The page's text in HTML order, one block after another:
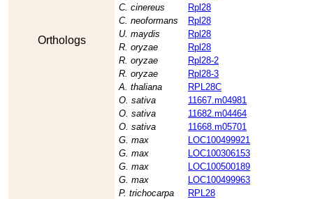
Orthologs
C. cinereus
Rpl28
C. neoformans
Rpl28
U. maydis
Rpl28
R. oryzae
Rpl28
R. oryzae
Rpl28-2
R. oryzae
Rpl28-3
A. thaliana
RPL28C
O. sativa
11667.m04981
O. sativa
11682.m04464
O. sativa
11668.m05701
G. max
LOC100499921
G. max
LOC100306153
G. max
LOC100500189
G. max
LOC100499963
P. trichocarpa
RPL28